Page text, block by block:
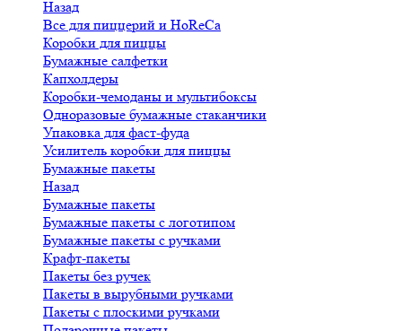
Назад
Все для пиццерий и HoReCa
Коробки для пиццы
Бумажные салфетки
Капхолдеры
Коробки-чемоданы и мультибоксы
Одноразовые бумажные стаканчики
Упаковка для фаст-фуда
Усилитель коробки для пиццы
Бумажные пакеты
Назад
Бумажные пакеты
Бумажные пакеты с логотипом
Бумажные пакеты с ручками
Крафт-пакеты
Пакеты без ручек
Пакеты в вырубными ручками
Пакеты с плоскими ручками